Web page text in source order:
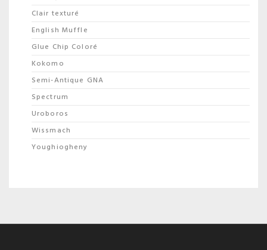
Clair texturé
English Muffle
Glue Chip Coloré
Kokomo
Semi-Antique GNA
Spectrum
Uroboros
Wissmach
Youghiogheny